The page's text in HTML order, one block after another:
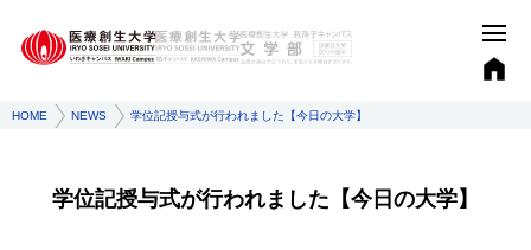
HOME NEWS 学位記授与式が行われました【今日の大学】
学位記授与式が行われました【今日の大学】